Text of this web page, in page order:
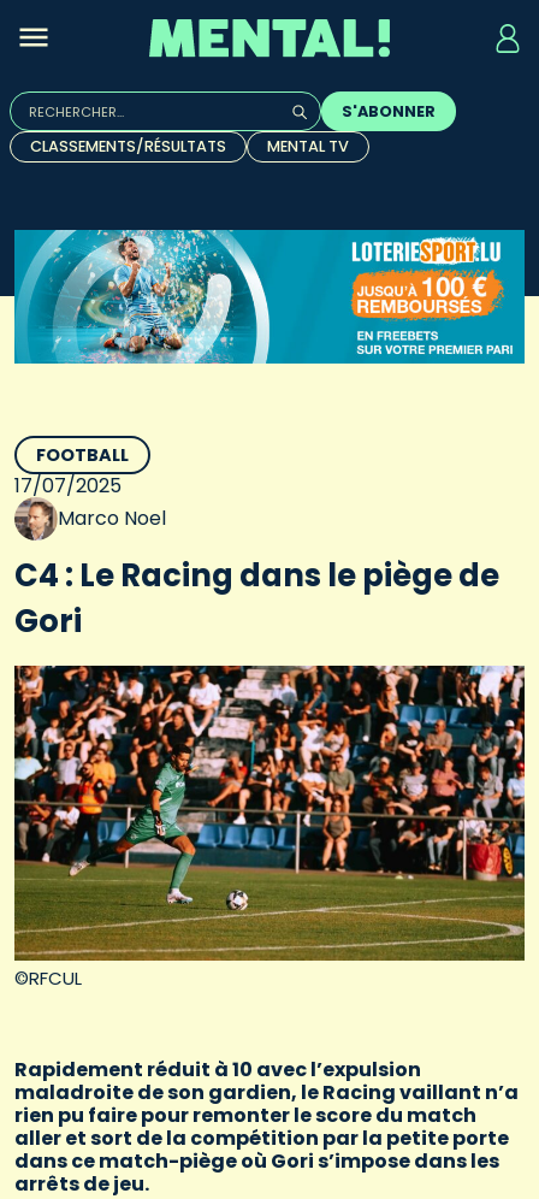
Rechercher :
Quand les résultats de l'auto-complétion sont
S'ABONNER
CLASSEMENTS/RÉSULTATS
MENTAL TV
©RFCUL
FOOTBALL
17/07/2025
Marco Noel
C4 : Le Racing dans le piège de
Gori
Rapidement réduit à 10 avec l’expulsion
maladroite de son gardien, le Racing vaillant n’a
rien pu faire pour remonter le score du match
aller et sort de la compétition par la petite porte
dans ce match-piège où Gori s’impose dans les
arrêts de jeu.